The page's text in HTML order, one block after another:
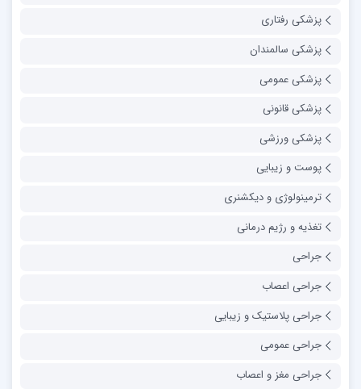
پزشکی رفتاری
پزشکی سالمندان
پزشکی عمومی
پزشکی قانونی
پزشکی ورزشی
پوست و زیبایی
ترمینولوژی و دیکشنری
تغذیه و رژیم درمانی
جراحی
جراحی اعصاب
جراحی پلاستیک و زیبایی
جراحی عمومی
جراحی مغز و اعصاب